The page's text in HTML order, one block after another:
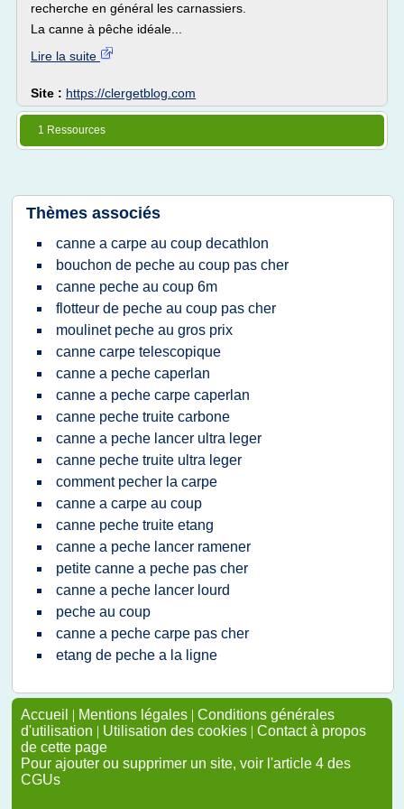
recherche en général les carnassiers.
La canne à pêche idéale...
Lire la suite
Site : https://clergetblog.com
1 Ressources
Thèmes associés
canne a carpe au coup decathlon
bouchon de peche au coup pas cher
canne peche au coup 6m
flotteur de peche au coup pas cher
moulinet peche au gros prix
canne carpe telescopique
canne a peche caperlan
canne a peche carpe caperlan
canne peche truite carbone
canne a peche lancer ultra leger
canne peche truite ultra leger
comment pecher la carpe
canne a carpe au coup
canne peche truite etang
canne a peche lancer ramener
petite canne a peche pas cher
canne a peche lancer lourd
peche au coup
canne a peche carpe pas cher
etang de peche a la ligne
Accueil | Mentions légales | Conditions générales
d'utilisation | Utilisation des cookies | Contact à propos
de cette page
Pour ajouter ou supprimer un site, voir l'article 4 des
CGUs